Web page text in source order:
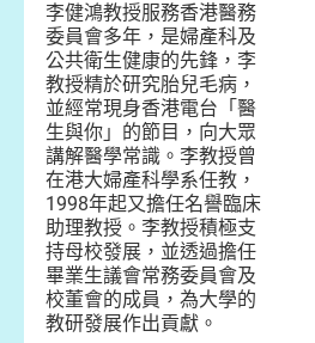
李健鴻教授服務香港醫務
委員會多年，是婦產科及
公共衛生健康的先鋒，李
教授精於研究胎兒毛病，
並經常現身香港電台「醫
生與你」的節目，向大眾
講解醫學常識。李教授曾
在港大婦產科學系任教，
1998年起又擔任名譽臨床
助理教授。李教授積極支
持母校發展，並透過擔任
畢業生議會常務委員會及
校董會的成員，為大學的
教研發展作出貢獻。